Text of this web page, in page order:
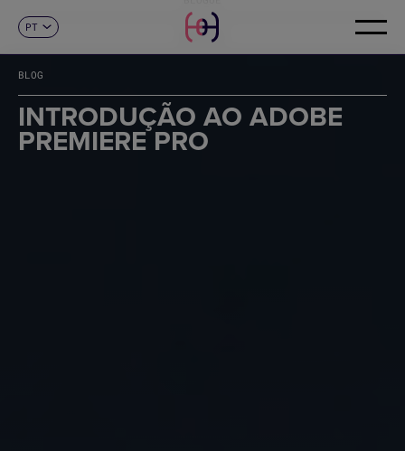
EN
FR
DE
IT
PT
CONTACTO
BLOG
INTRODUÇÃO AO ADOBE
PREMIERE PRO